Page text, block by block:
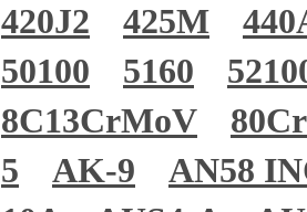
420J2
425M
50100
5160
8C13CrMoV
5
AK-9
AN58